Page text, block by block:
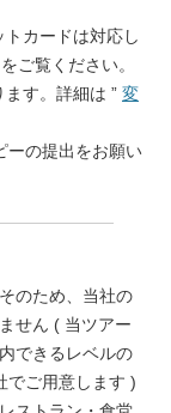
カードは対応し
をご覧ください。
す。詳細は ” 変
ーの提出をお願い
のため、当社の
せん ( 当ツアー
できるレベルの
でご用意します )